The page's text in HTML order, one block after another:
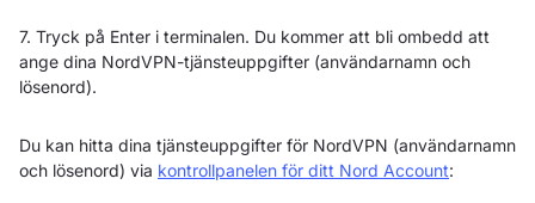
7. Tryck på Enter i terminalen. Du kommer att bli ombedd att
ange dina NordVPN-tjänsteuppgifter (användarnamn och
lösenord).
Du kan hitta dina tjänsteuppgifter för NordVPN (användarnamn
och lösenord) via kontrollpanelen för ditt Nord Account: